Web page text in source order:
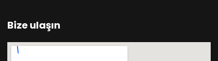
Bize ulaşın